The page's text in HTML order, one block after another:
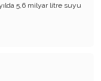
5,6 milyar litre suyu